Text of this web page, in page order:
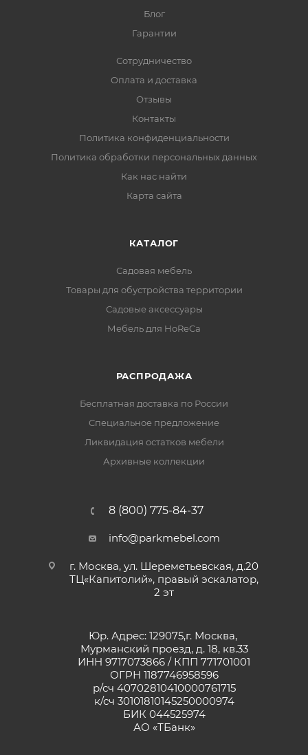
Блог
Гарантии
Сотрудничество
Оплата и доставка
Отзывы
Контакты
Политика конфиденциальности
Политика обработки персональных данных
Как нас найти
Карта сайта
КАТАЛОГ
Садовая мебель
Товары для обустройства территории
Садовые аксессуары
Мебель для HoReCa
РАСПРОДАЖА
Бесплатная доставка по России
Специальное предложение
Ликвидация остатков мебели
Архивные коллекции
8 (800) 775-84-37
info@parkmebel.com
г. Москва, ул. Шереметьевская, д.20
ТЦ«Капитолий», правый эскалатор,
2 эт
Юр. Адрес: 129075,г. Москва,
Мурманский проезд, д. 18, кв.33
ИНН 9717073866 / КПП 771701001
ОГРН 1187746958596
р/сч 40702810410000761715
к/сч 30101810145250000974
БИК 044525974
АО «ТБанк»